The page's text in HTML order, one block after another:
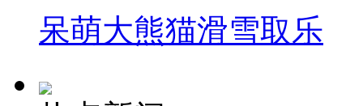
呆萌大熊猫滑雪取乐